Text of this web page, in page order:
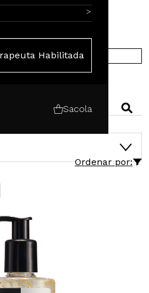
Habilitada
Sacola
por Nome
NA EUROPA
Ordenar por: